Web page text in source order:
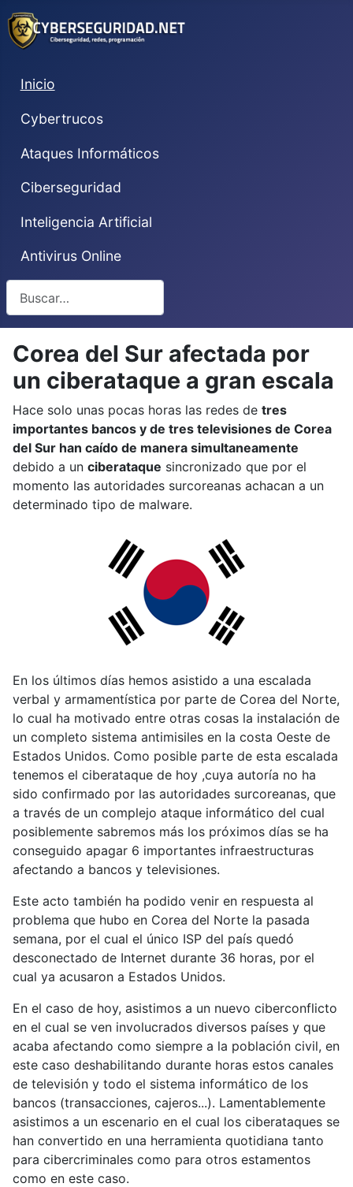
Inicio
Cybertrucos
Ataques Informáticos
Ciberseguridad
Inteligencia Artificial
Antivirus Online
Corea del Sur afectada por
un ciberataque a gran escala
Hace solo unas pocas horas las redes de tres
importantes bancos y de tres televisiones de Corea
del Sur han caído de manera simultaneamente
debido a un ciberataque sincronizado que por el
momento las autoridades surcoreanas achacan a un
determinado tipo de malware.
En los últimos días hemos asistido a una escalada
verbal y armamentística por parte de Corea del Norte,
lo cual ha motivado entre otras cosas la instalación de
un completo sistema antimisiles en la costa Oeste de
Estados Unidos. Como posible parte de esta escalada
tenemos el ciberataque de hoy ,cuya autoría no ha
sido confirmado por las autoridades surcoreanas, que
a través de un complejo ataque informático del cual
posiblemente sabremos más los próximos días se ha
conseguido apagar 6 importantes infraestructuras
afectando a bancos y televisiones.
Este acto también ha podido venir en respuesta al
problema que hubo en Corea del Norte la pasada
semana, por el cual el único ISP del país quedó
desconectado de Internet durante 36 horas, por el
cual ya acusaron a Estados Unidos.
En el caso de hoy, asistimos a un nuevo ciberconflicto
en el cual se ven involucrados diversos países y que
acaba afectando como siempre a la población civil, en
este caso deshabilitando durante horas estos canales
de televisión y todo el sistema informático de los
bancos (transacciones, cajeros...). Lamentablemente
asistimos a un escenario en el cual los ciberataques se
han convertido en una herramienta quotidiana tanto
para cibercriminales como para otros estamentos
como en este caso.